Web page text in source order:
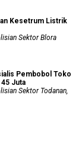
Kesetrum Listrik
Sektor Blora
Pembobol Toko
Juta
Sektor Todanan,